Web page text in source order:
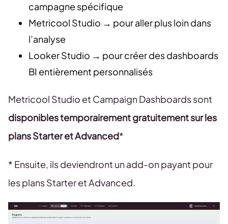
campagne spécifique
Metricool Studio → pour aller plus loin dans
l’analyse
Looker Studio → pour créer des dashboards
BI entièrement personnalisés
Metricool Studio et Campaign Dashboards sont
disponibles temporairement gratuitement sur les
plans Starter et Advanced*
* Ensuite, ils deviendront un add-on payant pour
les plans Starter et Advanced.